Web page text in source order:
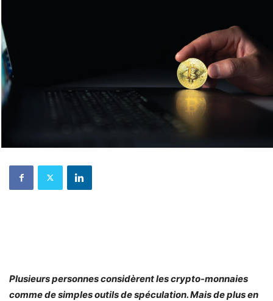
Plusieurs personnes considèrent les crypto-monnaies
comme de simples outils de spéculation. Mais de plus en